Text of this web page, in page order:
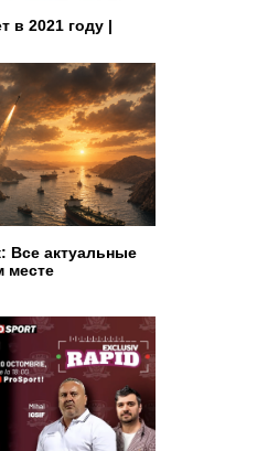
в 2021 году |
Все актуальные
месте